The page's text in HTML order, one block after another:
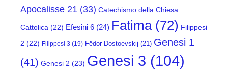
Apocalisse 21 (33) Catechismo della Chiesa
Cattolica (22) Efesini 6 (24) Fatima(72) Filippesi
2 (22) Filippesi 3 (19) Fëdor Dostoevskij (21) Genesi 1
(41) Genesi 2 (23) Genesi 3 (104)